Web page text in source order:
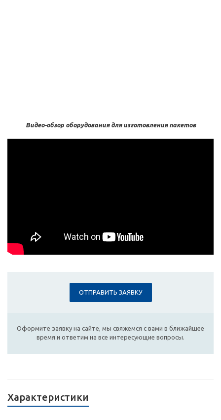
Видео-обзор оборудования для изготовления пакетов
ОТПРАВИТЬ ЗАЯВКУ
Оформите заявку на сайте, мы свяжемся с вами в ближайшее
время и ответим на все интересующие вопросы.
Характеристики